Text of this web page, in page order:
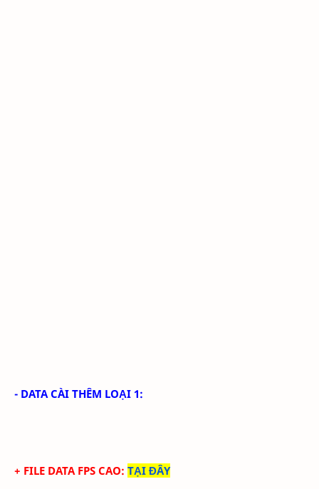
- DATA CÀI THÊM LOẠI 1:
+ FILE DATA FPS CAO: TẠI ĐÂY